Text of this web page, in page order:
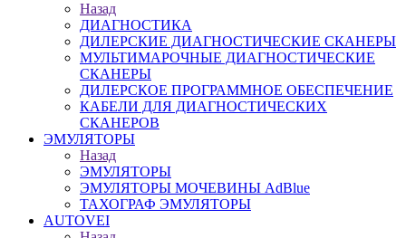
Назад
ДИАГНОСТИКА
ДИЛЕРСКИЕ ДИАГНОСТИЧЕСКИЕ СКАНЕРЫ
МУЛЬТИМАРОЧНЫЕ ДИАГНОСТИЧЕСКИЕ
СКАНЕРЫ
ДИЛЕРСКОЕ ПРОГРАММНОЕ ОБЕСПЕЧЕНИЕ
КАБЕЛИ ДЛЯ ДИАГНОСТИЧЕСКИХ
СКАНЕРОВ
ЭМУЛЯТОРЫ
Назад
ЭМУЛЯТОРЫ
ЭМУЛЯТОРЫ МОЧЕВИНЫ АdBlue
ТАХОГРАФ ЭМУЛЯТОРЫ
AUTOVEI